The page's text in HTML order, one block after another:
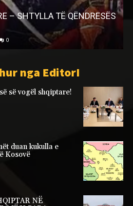
– SHTYLLA TË QËNDRESËS
0
nga EditorI
së vogël shqiptare!
duan kukulla e
Kosovë
NË